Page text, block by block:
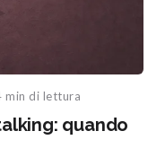
min di lettura
quando